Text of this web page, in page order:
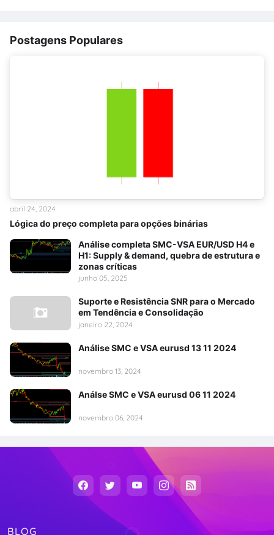
Postagens Populares
Lógica do preço completa para opções binárias
abril 24, 2024
Análise completa SMC-VSA EUR/USD H4 e
H1: Supply & demand, quebra de estrutura e
zonas críticas
junho 05, 2025
Suporte e Resistência SNR para o Mercado
em Tendência e Consolidação
janeiro 22, 2024
Análise SMC e VSA eurusd 13 11 2024
novembro 13, 2024
Análse SMC e VSA eurusd 06 11 2024
novembro 06, 2024
BLOG